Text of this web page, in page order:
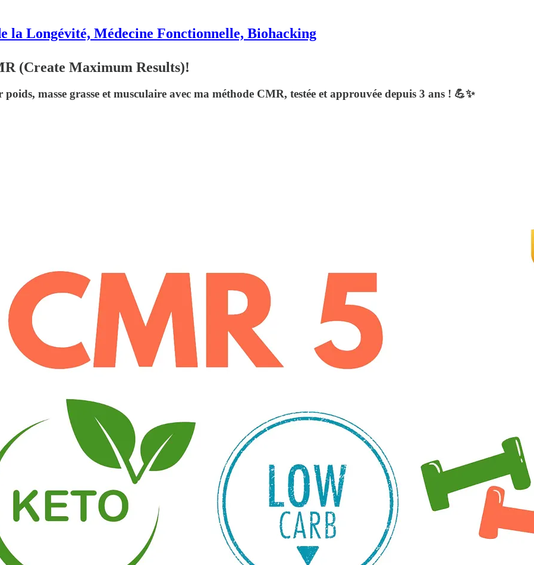
la Longévité, Médecine Fonctionnelle, Biohacking
(Create Maximum Results)!
masse grasse et musculaire avec ma méthode CMR, testée et approuvée depuis 3 ans ! 💪✨